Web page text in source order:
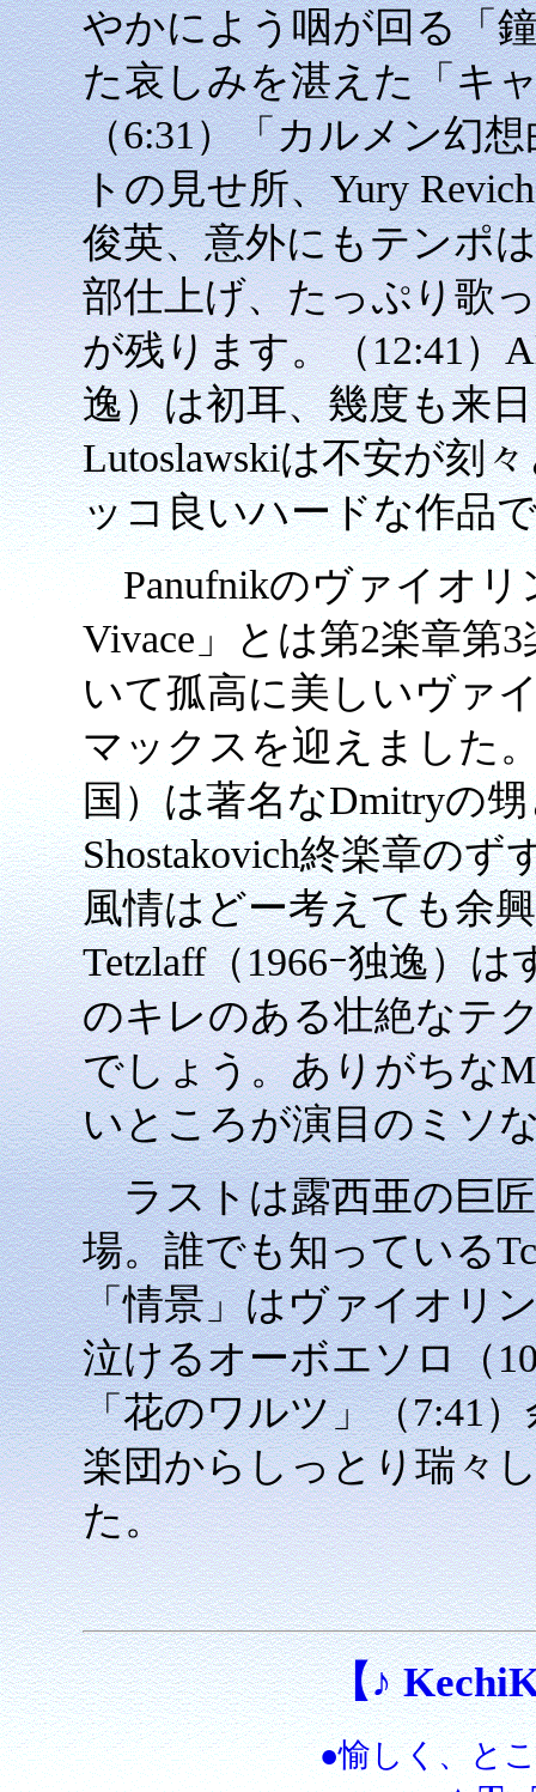
やかによう咽が回る「
た哀しみを湛えた「キ
（6:31）「カルメン幻
トの見せ所、Yury
俊英、意外にもテンポ
部仕上げ、たっぷり歌
が残ります。（12:41）
逸）は初耳、幾度も来
Lutoslawskiは不安が刻
ッコ良いハードな作品
Panufnikのヴァイオリ
Vivace」とは第2楽章第
いて孤高に美しいヴァ
マックスを迎えました
国）は著名なDmitryの
Shostakovich終楽章の
風情はどー考えても余
Tetzlaff（1966ｰ独逸）
のキレのある壮絶なテ
でしょう。ありがちな
いところが演目のミソ
ラストは露西亜の巨匠
場。誰でも知っている
「情景」はヴァイオリ
泣けるオーボエソロ（
「花のワルツ」（7:41
楽団からしっとり瑞々
た。
【♪
●愉しく、と